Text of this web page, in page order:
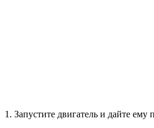
1. Запустите двигатель и дайте ему